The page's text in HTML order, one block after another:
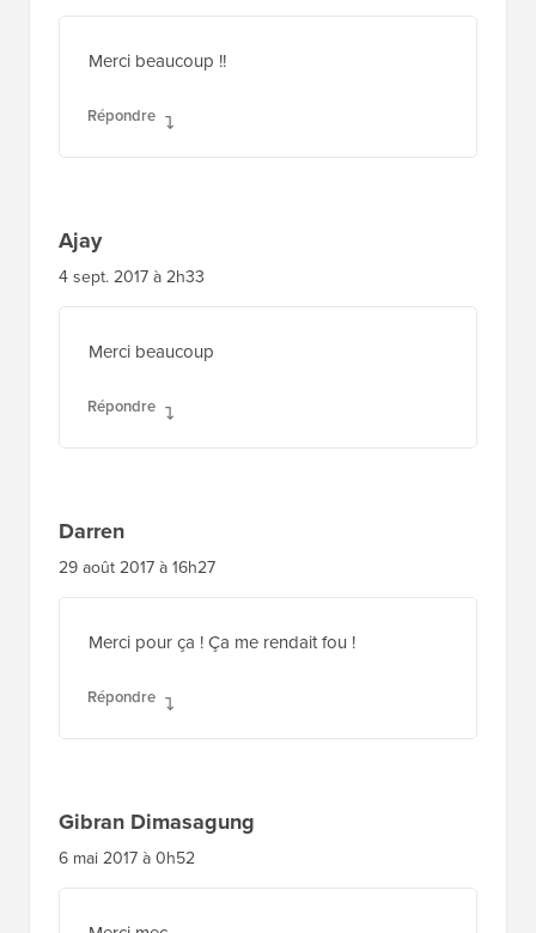
Merci beaucoup !!
Répondre
Ajay
4 sept. 2017 à 2h33
Merci beaucoup
Répondre
Darren
29 août 2017 à 16h27
Merci pour ça ! Ça me rendait fou !
Répondre
Gibran Dimasagung
6 mai 2017 à 0h52